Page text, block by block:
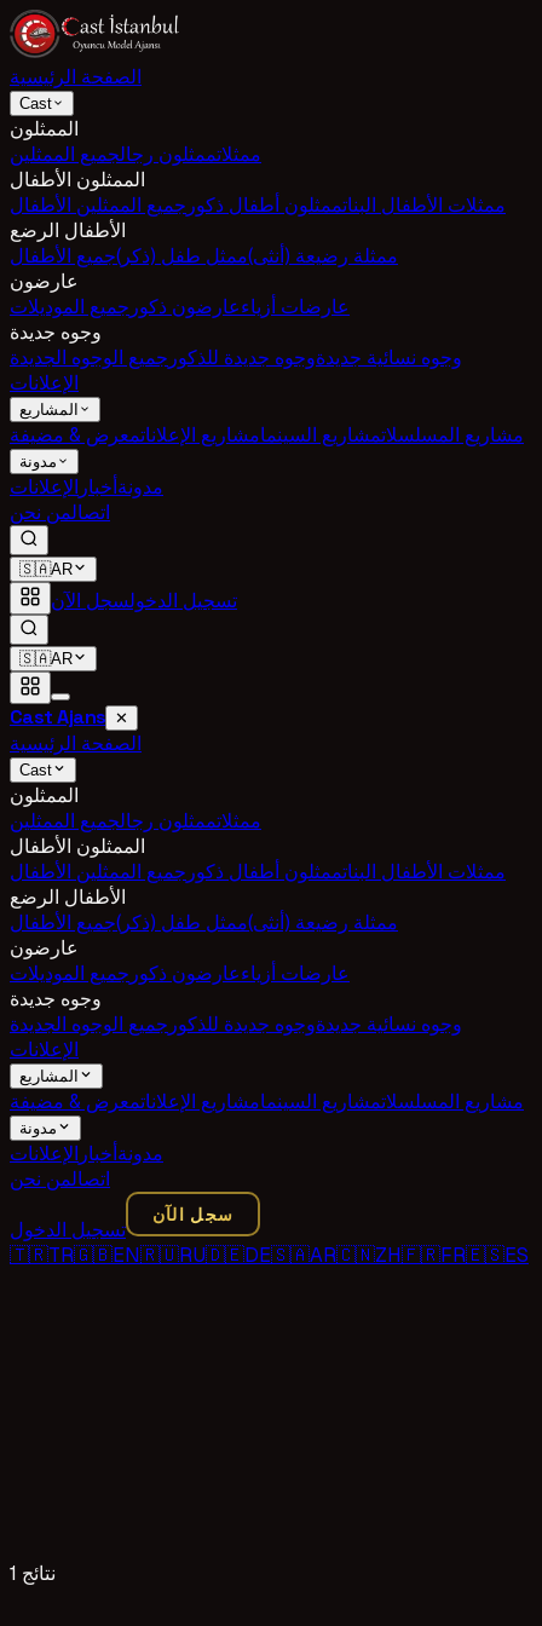
الصفحة الرئيسية
Cast
الممثلون
ممثلاتممثلون رجالجميع الممثلين
الممثلون الأطفال
ممثلات الأطفال البناتممثلون أطفال ذكور جميع الممثلين الأطفال
الأطفال الرضع
ممثلة رضيعة (أنثى)ممثل طفل (ذكر)جميع الأطفال
عارضون
عارضات أزياءعارضون ذكور جميع الموديلات
وجوه جديدة
وجوه نسائية جديدةوجوه جديدة للذكور جميع الوجوه الجديدة
الإعلانات
المشاريع
مشاريع المسلسلاتمشاريع السينمامشاريع الإعلاناتمعرض & مضيفة
مدونة
مدونةأخبار الإعلانات
اتصالمن نحن
🇸🇦AR
تسجيل الدخولسجل الآن
🇸🇦AR
Cast Ajans ✕
الصفحة الرئيسية
Cast
الممثلون
ممثلاتممثلون رجالجميع الممثلين
الممثلون الأطفال
ممثلات الأطفال البناتممثلون أطفال ذكور جميع الممثلين الأطفال
الأطفال الرضع
ممثلة رضيعة (أنثى)ممثل طفل (ذكر)جميع الأطفال
عارضون
عارضات أزياءعارضون ذكور جميع الموديلات
وجوه جديدة
وجوه نسائية جديدةوجوه جديدة للذكور جميع الوجوه الجديدة
الإعلانات
المشاريع
مشاريع المسلسلاتمشاريع السينمامشاريع الإعلاناتمعرض & مضيفة
مدونة
مدونةأخبار الإعلانات
اتصالمن نحن
تسجيل الدخول
سجل الآن
🇹🇷TR🇬🇧EN🇷🇺RU🇩🇪DE🇸🇦AR🇨🇳ZH🇫🇷FR🇪🇸ES
1 نتائج